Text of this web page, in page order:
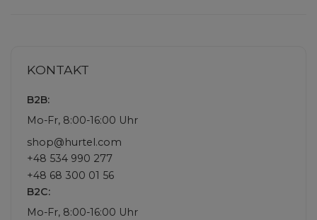
KONTAKT
B2B:
Mo-Fr, 8:00-16:00 Uhr
shop@hurtel.com
+48 534 990 277
+48 68 300 01 56
B2C:
Mo-Fr, 8:00-16:00 Uhr